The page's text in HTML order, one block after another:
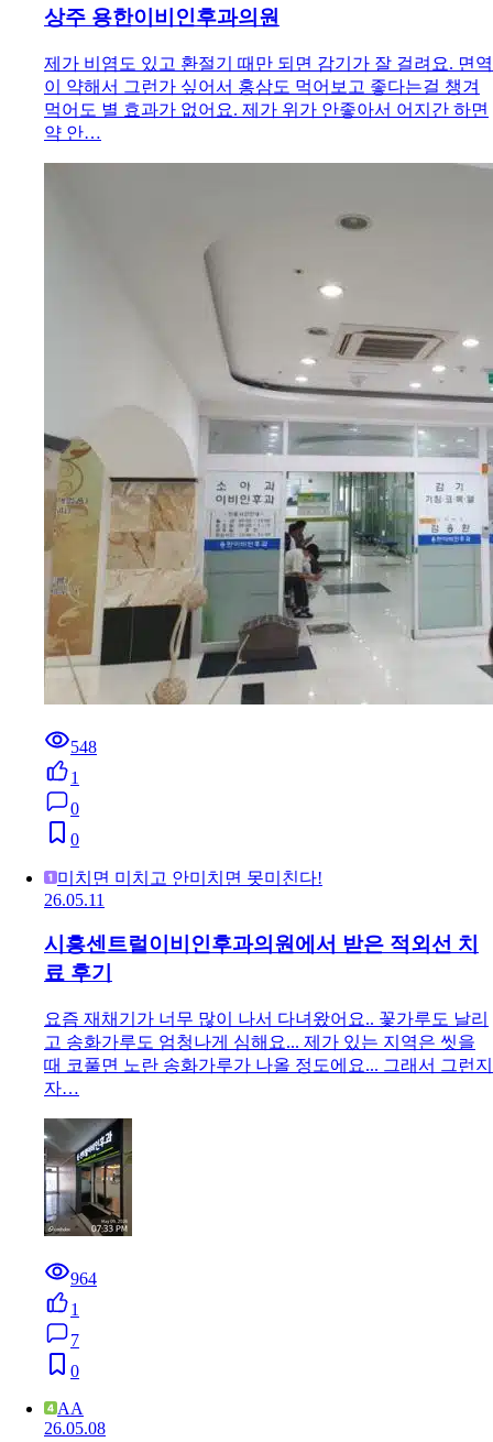
상주 용한이비인후과의원
제가 비염도 있고 환절기 때만 되면 감기가 잘 걸려요. 면역
이 약해서 그런가 싶어서 홍삼도 먹어보고 좋다는걸 챙겨
먹어도 별 효과가 없어요. 제가 위가 안좋아서 어지간 하면
약 안…
548
1
0
0
미치면 미치고 안미치면 못미친다!
26.05.11
시흥센트럴이비인후과의원에서 받은 적외선 치
료 후기
요즘 재채기가 너무 많이 나서 다녀왔어요.. 꽃가루도 날리
고 송화가루도 엄청나게 심해요... 제가 있는 지역은 씻을
때 코풀면 노란 송화가루가 나올 정도에요... 그래서 그런지
자…
964
1
7
0
AA
26.05.08